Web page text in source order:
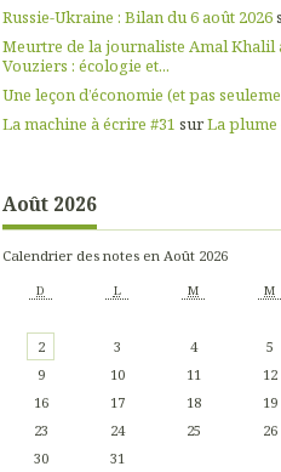
Russie-Ukraine : Bilan du 6 août 2026
Meurtre de la journaliste Amal Khalil
Vouziers : écologie et...
Une leçon d’économie (et pas
La machine à écrire #31 surLa plume
Août 2026
Calendrier des notes en Août 2026
D L M M
2
3 4 5
9
10 11 12
16
17 18 19
23
24 25 26
30
31